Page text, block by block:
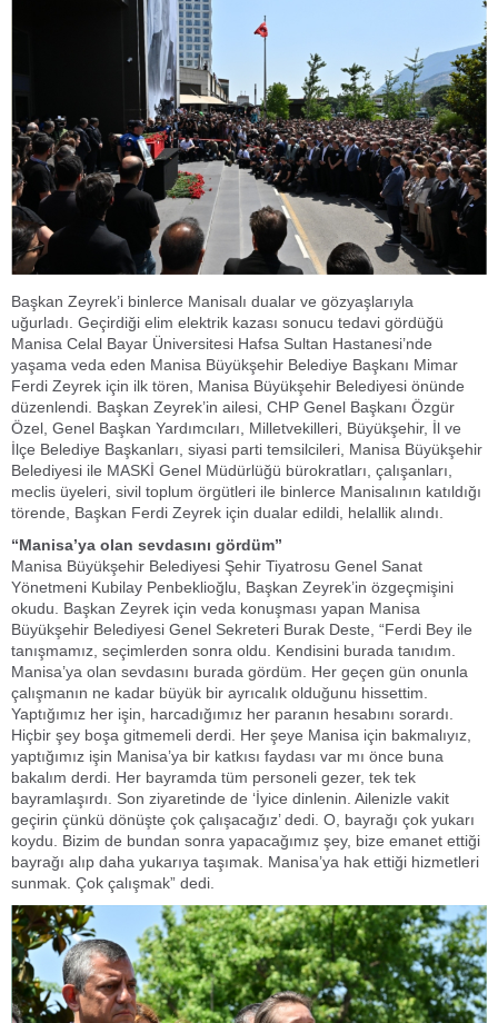
Başkan Zeyrek’i binlerce Manisalı dualar ve gözyaşlarıyla
uğurladı. Geçirdiği elim elektrik kazası sonucu tedavi gördüğü
Manisa Celal Bayar Üniversitesi Hafsa Sultan Hastanesi’nde
yaşama veda eden Manisa Büyükşehir Belediye Başkanı Mimar
Ferdi Zeyrek için ilk tören, Manisa Büyükşehir Belediyesi önünde
düzenlendi. Başkan Zeyrek’in ailesi, CHP Genel Başkanı Özgür
Özel, Genel Başkan Yardımcıları, Milletvekilleri, Büyükşehir, İl ve
İlçe Belediye Başkanları, siyasi parti temsilcileri, Manisa Büyükşehir
Belediyesi ile MASKİ Genel Müdürlüğü bürokratları, çalışanları,
meclis üyeleri, sivil toplum örgütleri ile binlerce Manisalının katıldığı
törende, Başkan Ferdi Zeyrek için dualar edildi, helallik alındı.
“Manisa’ya olan sevdasını gördüm”
Manisa Büyükşehir Belediyesi Şehir Tiyatrosu Genel Sanat
Yönetmeni Kubilay Penbeklioğlu, Başkan Zeyrek’in özgeçmişini
okudu. Başkan Zeyrek için veda konuşması yapan Manisa
Büyükşehir Belediyesi Genel Sekreteri Burak Deste, “Ferdi Bey ile
tanışmamız, seçimlerden sonra oldu. Kendisini burada tanıdım.
Manisa’ya olan sevdasını burada gördüm. Her geçen gün onunla
çalışmanın ne kadar büyük bir ayrıcalık olduğunu hissettim.
Yaptığımız her işin, harcadığımız her paranın hesabını sorardı.
Hiçbir şey boşa gitmemeli derdi. Her şeye Manisa için bakmalıyız,
yaptığımız işin Manisa’ya bir katkısı faydası var mı önce buna
bakalım derdi. Her bayramda tüm personeli gezer, tek tek
bayramlaşırdı. Son ziyaretinde de ‘İyice dinlenin. Ailenizle vakit
geçirin çünkü dönüşte çok çalışacağız’ dedi. O, bayrağı çok yukarı
koydu. Bizim de bundan sonra yapacağımız şey, bize emanet ettiği
bayrağı alıp daha yukarıya taşımak. Manisa’ya hak ettiği hizmetleri
sunmak. Çok çalışmak” dedi.